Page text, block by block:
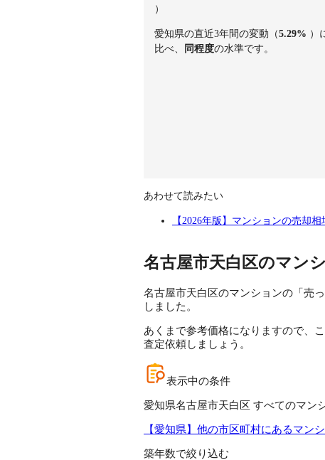
）
愛知県の直近3年間の変動（5.29% ）
比べ、
同程度の水準です。
あわせて読みたい
【2026年版】マンションの売却
名古屋市天白区のマン
名古屋市天白区のマンションの「売
しました。
あくまで参考価格になりますので、
査定依頼しましょう。
表示中の条件
愛知県名古屋市天白区 すべてのマン
【愛知県】他の市区町村にあるマン
築年数で絞り込む